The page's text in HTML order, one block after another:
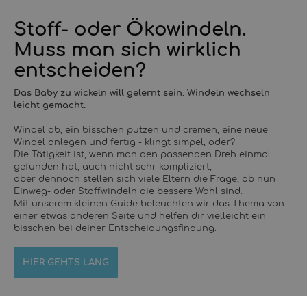
Stoff- oder Ökowindeln.
Muss man sich wirklich
entscheiden?
Das Baby zu wickeln will gelernt sein. Windeln wechseln
leicht gemacht.
Windel ab, ein bisschen putzen und cremen, eine neue
Windel anlegen und fertig - klingt simpel, oder?
Die Tätigkeit ist, wenn man den passenden Dreh einmal
gefunden hat, auch nicht sehr kompliziert,
aber dennoch stellen sich viele Eltern die Frage, ob nun
Einweg- oder Stoffwindeln die bessere Wahl sind.
Mit unserem kleinen Guide beleuchten wir das Thema von
einer etwas anderen Seite und helfen dir vielleicht ein
bisschen bei deiner Entscheidungsfindung.
HIER GEHTS LANG